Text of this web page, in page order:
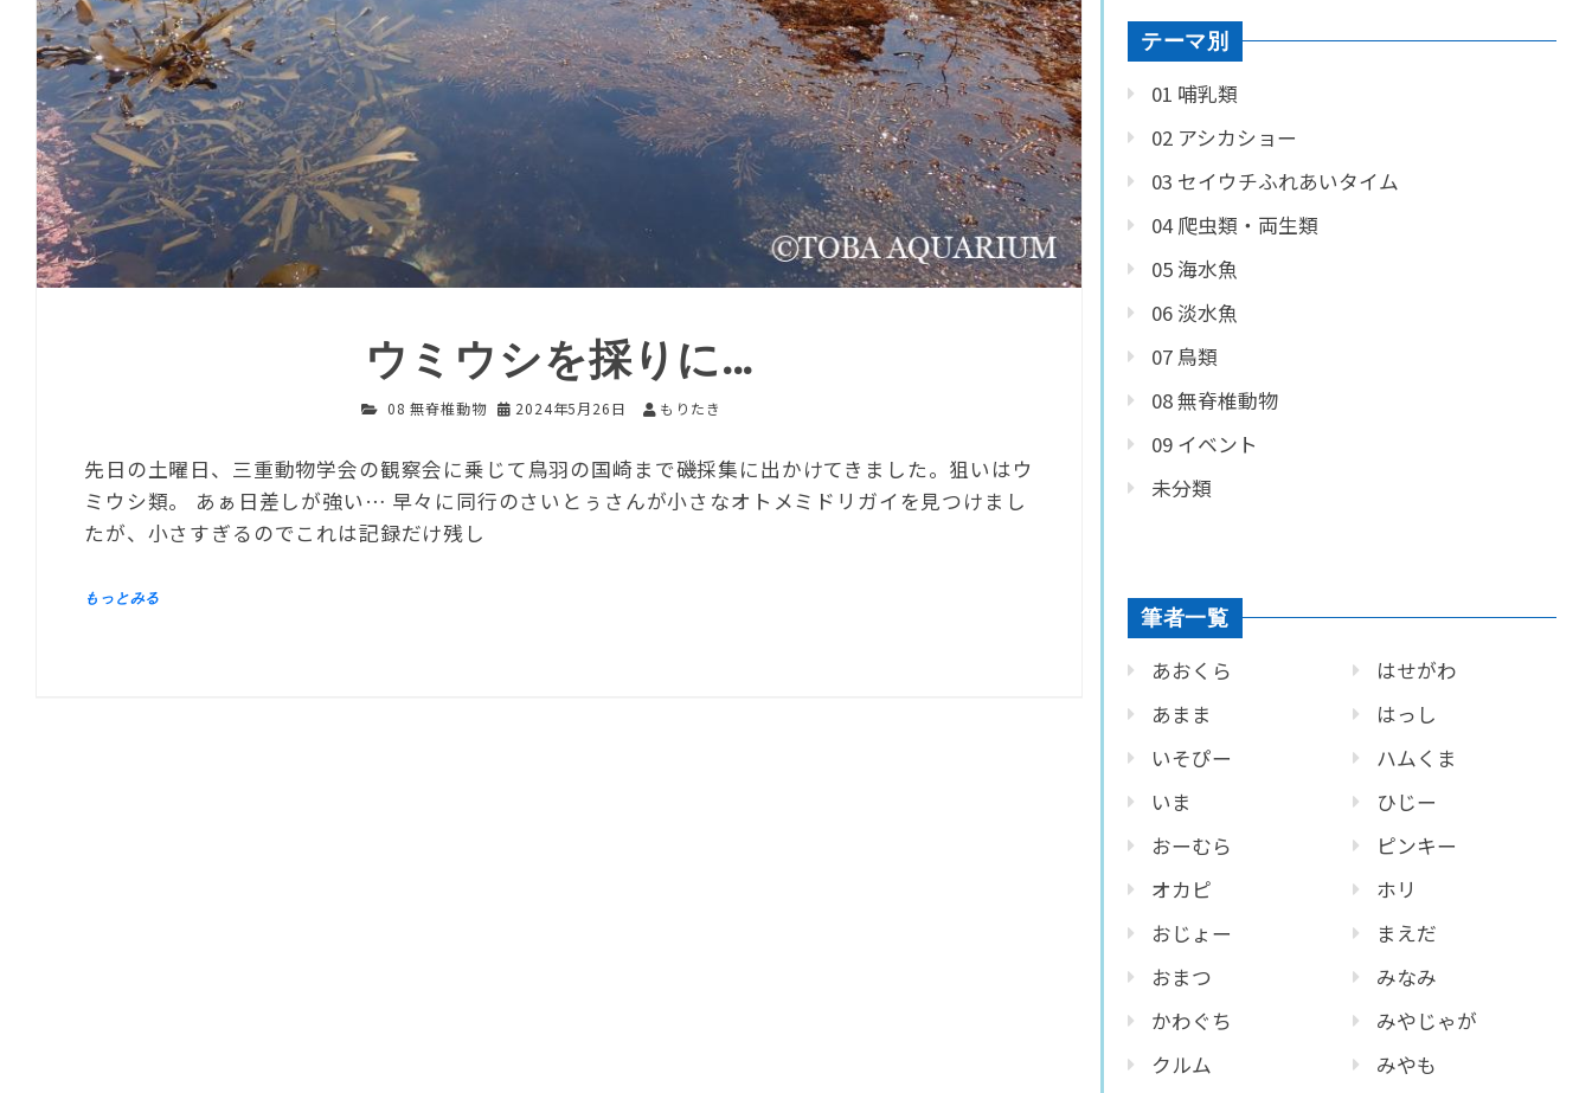
ウミウシを採りに…
08 無脊椎動物 2024年5月26日 もりたき
先日の土曜日、三重動物学会の観察会に乗じて鳥羽の国崎まで磯採集に出かけてきました。狙いはウ
ミウシ類。 あぁ日差しが強い… 早々に同行のさいとぅさんが小さなオトメミドリガイを見つけまし
たが、小さすぎるのでこれは記録だけ残し
テーマ別
01 哺乳類
02 アシカショー
03 セイウチふれあいタイム
04 爬虫類・両生類
05 海水魚
06 淡水魚
07 鳥類
08 無脊椎動物
09 イベント
未分類
筆者一覧
あおくら
あまま
いそぴー
いま
おーむら
オカピ
おじょー
おまつ
かわぐち
クルム
はせがわ
はっし
ハムくま
ひじー
ピンキー
ホリ
まえだ
みなみ
みやじゃが
みやも